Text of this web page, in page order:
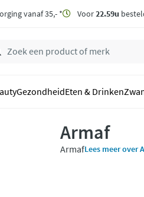
vanaf 35,- * Voor22.59u
GezondheidEten & Drinken
Armaf
ArmafLees meer over